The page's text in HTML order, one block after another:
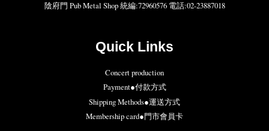
陰府門 Pub Metal Shop 統編:72960576 電話:02-23887018
Quick Links
Concert production
Payment●付款方式
Shipping Methods●運送方式
Membership card●門市會員卡